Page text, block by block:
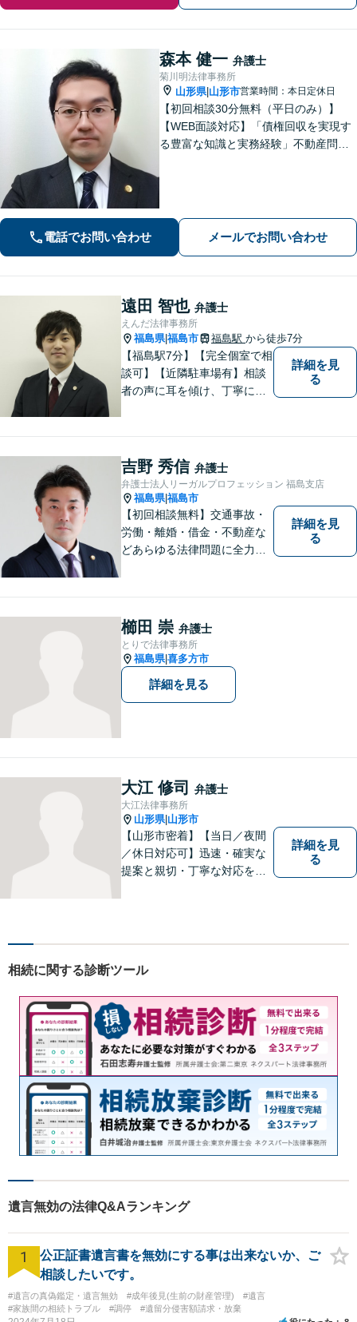
森本 健一 弁護士
菊川明法律事務所
山形県| 山形市営業時間：本日定休日
【初回相談30分無料（平日のみ）】
【WEB面談対応】「債権回収を実現す
る豊富な知識と実務経験」不動産問
電話でお問い合わせ メールでお問い合わせ
遠田 智也 弁護士
えんだ法律事務所
福島県|福島市 福島駅 から徒歩7分
【福島駅7分】【完全個室で相
談可】【近隣駐車場有】相談
者の声に耳を傾け、丁寧にわ
った」と思っていただけるよ
うに全力を尽くしていきま
す。
詳細を見
る
吉野 秀信 弁護士
弁護士法人リーガルプロフェッション 福島支店
福島県|福島市
【初回相談無料】交通事故・
労働・離婚・借金・不動産な
どあらゆる法律問題に全力を
くことを最も重視ししていま
す。お困りの方はまずはご相
談ください。
詳細を見
る
櫛田 崇 弁護士
とりで法律事務所
福島県|喜多方市
詳細を見る
大江 修司 弁護士
大江法律事務所
山形県| 山形市
【山形市密着】【当日／夜間
／休日対応可】迅速・確実な
提案と親切・丁寧な対応をい
可】不安や問題について法的
て、より良い解決に導くお手
伝いをいたします。
詳細を見
る
相続に関する診断ツール
遺言無効の法律Q&Aランキング
1
公正証書遺言書を無効にする事は出来ないか、ご
相談したいです。
#遺言の真偽鑑定・遺言無効 #成年後見(生前の財産管理)
#遺言
#家族間の相続トラブル
#調停 #遺留分侵害額請求・放棄